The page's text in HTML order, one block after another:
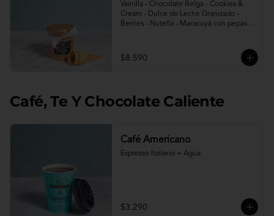
Vainilla - Chocolate Belga - Cookies &
Cream - Dulce de Leche Granizado -
Berries - Nutella - Maracuyá con pepas -
Incluye 2 conos.
$8.590
Café, Te Y Chocolate Caliente
Café Americano
Espresso Italiano + Agua
$3.290